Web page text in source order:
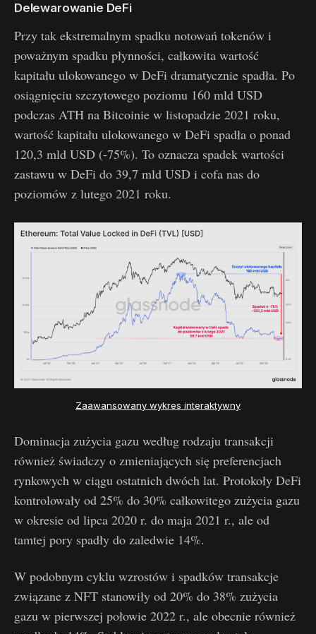
Delewarowanie DeFi
Przy tak ekstremalnym spadku notowań tokenów i
poważnym spadku płynności, całkowita wartość
kapitału ulokowanego w DeFi dramatycznie spadła. Po
osiągnięciu szczytowego poziomu 160 mld USD
podczas ATH na Bitcoinie w listopadzie 2021 roku,
wartość kapitału ulokowanego w DeFi spadła o ponad
120,3 mld USD (-75%). To oznacza spadek wartości
zastawu w DeFi do 39,7 mld USD i cofa nas do
poziomów z lutego 2021 roku.
Zaawansowany wykres interaktywny
Dominacja zużycia gazu według rodzaju transakcji
również świadczy o zmieniających się preferencjach
rynkowych w ciągu ostatnich dwóch lat. Protokoły DeFi
kontrolowały od 25% do 30% całkowitego zużycia gazu
w okresie od lipca 2020 r. do maja 2021 r., ale od
tamtej pory spadły do zaledwie 14%.
W podobnym cyklu wzrostów i spadków transakcje
związane z NFT stanowiły od 20% do 38% zużycia
gazu w pierwszej połowie 2022 r., ale obecnie również